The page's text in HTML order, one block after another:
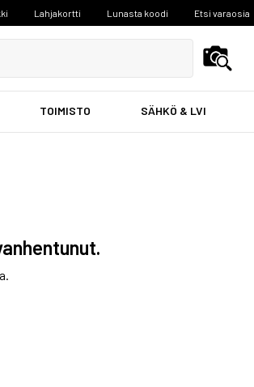
Lahjakortti Lunasta koodi Etsi varaosia
TOIMISTO SÄHKÖ & LVI